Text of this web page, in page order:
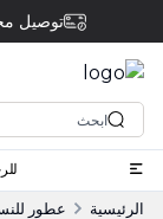
توصيل
الرئيسية عطور